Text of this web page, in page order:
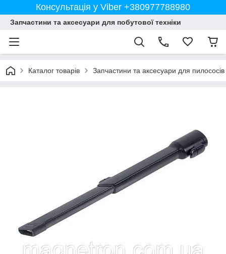
Консультація у Viber +380977788980
Запчастини та аксесуари для побутової техніки
Каталог товарів Запчастини та аксесуари для пилососів